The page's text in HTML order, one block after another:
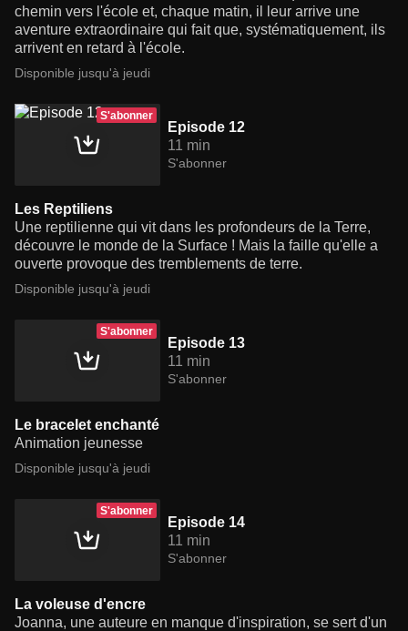
chemin vers l'école et, chaque matin, il leur arrive une
aventure extraordinaire qui fait que, systématiquement, ils
arrivent en retard à l'école.
Disponible jusqu'à jeudi
S'abonner
Episode 12
11 min
S'abonner
Les Reptiliens
Une reptilienne qui vit dans les profondeurs de la Terre,
découvre le monde de la Surface ! Mais la faille qu'elle a
ouverte provoque des tremblements de terre.
Disponible jusqu'à jeudi
S'abonner
Episode 13
11 min
S'abonner
Le bracelet enchanté
Animation jeunesse
Disponible jusqu'à jeudi
S'abonner
Episode 14
11 min
S'abonner
La voleuse d'encre
Joanna, une auteure en manque d'inspiration, se sert d'un